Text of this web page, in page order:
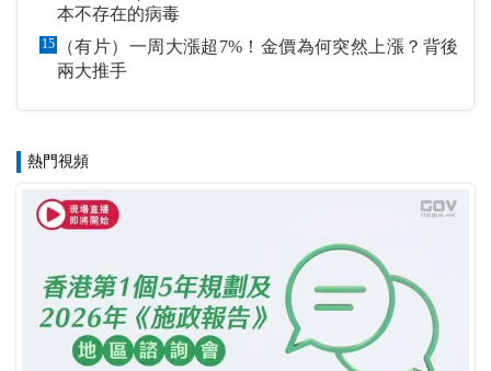
本不存在的病毒
15
（有片）一周大漲超7%！金價為何突然上漲？背後
兩大推手
熱門視頻